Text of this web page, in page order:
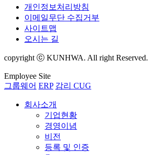
개인정보처리방침
이메일무단 수집거부
사이트맵
오시는 길
copyright ⓒ KUNHWA. All right Reserved.
Employee Site
그룹웨어 ERP 감리 CUG
회사소개
기업현황
경영이념
비전
등록 및 인증